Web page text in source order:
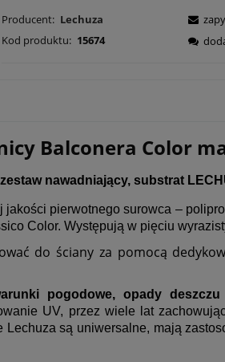
Producent: Lechuza
Kod produktu: 15674
Balconera Color
nawadniający, substrat
jakości pierwotnego surowca –
Color. Występują w pięciu
do ściany za pomocą
pogodowe, opady
UV, przez wiele lat
Lechuza są uniwersalne, mają